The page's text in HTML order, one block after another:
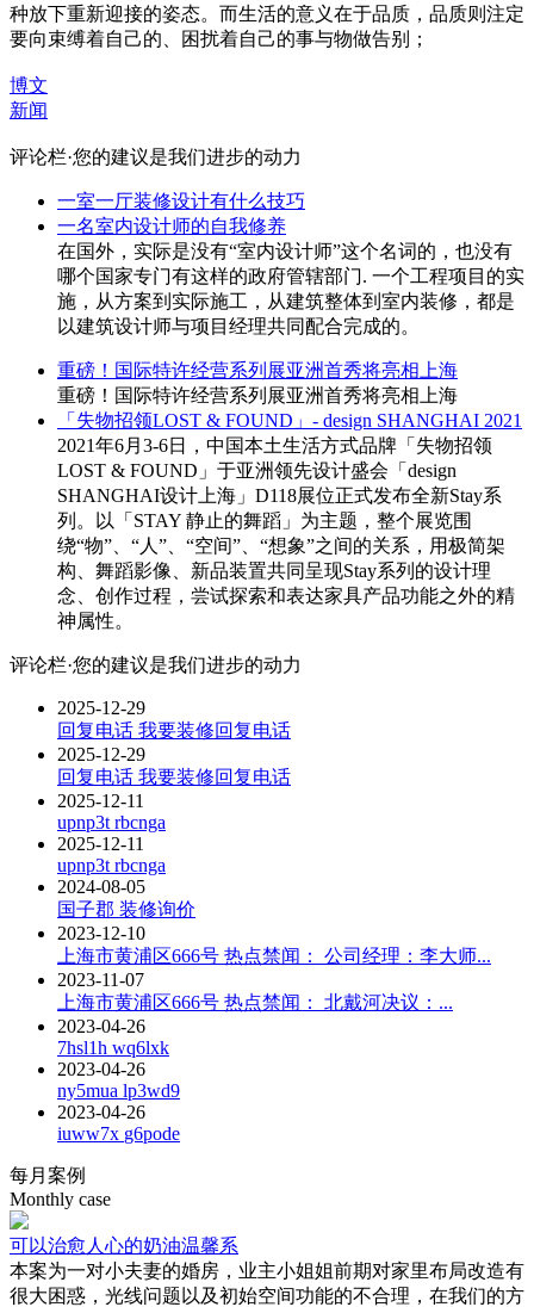
种放下重新迎接的姿态。而生活的意义在于品质，品质则注定
要向束缚着自己的、困扰着自己的事与物做告别；
博文
新闻
评论栏·您的建议是我们进步的动力
一室一厅装修设计有什么技巧
一名室内设计师的自我修养
在国外，实际是没有“室内设计师”这个名词的，也没有
哪个国家专门有这样的政府管辖部门. 一个工程项目的实
施，从方案到实际施工，从建筑整体到室内装修，都是
以建筑设计师与项目经理共同配合完成的。
重磅！国际特许经营系列展亚洲首秀将亮相上海
重磅！国际特许经营系列展亚洲首秀将亮相上海
「失物招领LOST & FOUND」- design SHANGHAI 2021
2021年6月3-6日，中国本土生活方式品牌「失物招领
LOST & FOUND」于亚洲领先设计盛会「design
SHANGHAI设计上海」D118展位正式发布全新Stay系
列。以「STAY 静止的舞蹈」为主题，整个展览围
绕“物”、“人”、“空间”、“想象”之间的关系，用极简架
构、舞蹈影像、新品装置共同呈现Stay系列的设计理
念、创作过程，尝试探索和表达家具产品功能之外的精
神属性。
评论栏·您的建议是我们进步的动力
2025-12-29
回复电话 我要装修回复电话
2025-12-29
回复电话 我要装修回复电话
2025-12-11
upnp3t rbcnga
2025-12-11
upnp3t rbcnga
2024-08-05
国子郡 装修询价
2023-12-10
上海市黄浦区666号 热点禁闻： 公司经理：李大师...
2023-11-07
上海市黄浦区666号 热点禁闻： 北戴河决议：...
2023-04-26
7hsl1h wq6lxk
2023-04-26
ny5mua lp3wd9
2023-04-26
iuww7x g6pode
每月案例
Monthly case
可以治愈人心的奶油温馨系
本案为一对小夫妻的婚房，业主小姐姐前期对家里布局改造有
很大困惑，光线问题以及初始空间功能的不合理，在我们的方